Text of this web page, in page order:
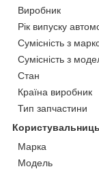
Виробник
Рік випуску
Сумісність з
Сумісність з
Стан
Країна виробник
Тип запчастини
Марка
Мoдель